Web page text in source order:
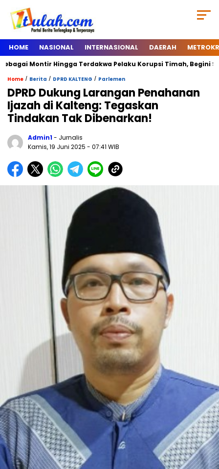
HOME NASIONAL INTERNASIONAL DAERAH
Montir Hingga Terdakwa Pelaku Korupsi Timah, Begini Silsilah
Home / Berita / DPRD KALTENG / Parlemen
DPRD Dukung Larangan Penahanan
Ijazah di Kalteng: Tegaskan
Tindakan Tak Dibenarkan!
Admin1- Jurnalis
Kamis, 19 Juni 2025 - 07:41 WIB